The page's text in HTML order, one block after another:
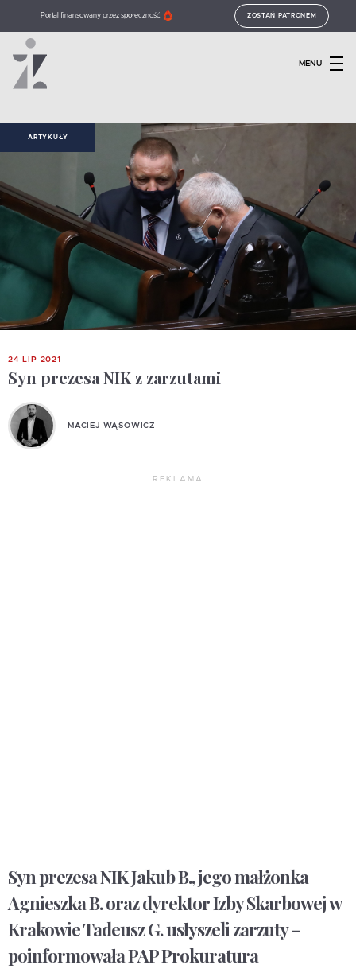
Portal finansowany przez społeczność ZOSTAŃ PATRONEM
MENU
ARTYKUŁY
24 LIP 2021
Syn prezesa NIK z zarzutami
MACIEJ WĄSOWICZ
REKLAMA
Syn prezesa NIK Jakub B., jego małżonka
Agnieszka B. oraz dyrektor Izby Skarbowej w
Krakowie Tadeusz G. usłyszeli zarzuty –
poinformowała PAP Prokuratura